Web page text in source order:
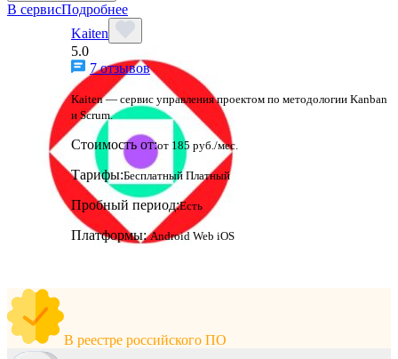
В сервисПодробнее
Kaiten
5.0
7 отзывов
Kaiten — сервис управления проектом по методологии Kanban
и Scrum.
Стоимость от:от 185 руб./мес.
Тарифы:Бесплатный Платный
Пробный период:Есть
Платформы:Android Web iOS
В реестре российского ПО